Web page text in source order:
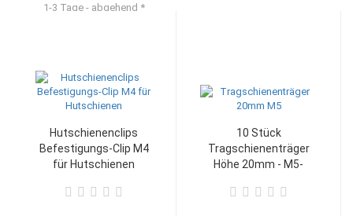
1-3 Tage - abgehend *
Hutschienenclips
Befestigungs-Clip M4
für Hutschienen
10 Stück
Tragschienenträger
Höhe 20mm - M5-
Abstandhalter f.